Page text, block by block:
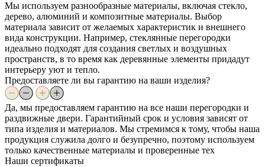
Мы используем разнообразные материалы, включая стекло,
дерево, алюминий и композитные материалы. Выбор
материала зависит от желаемых характеристик и внешнего
вида конструкции. Например, стеклянные перегородки
идеально подходят для создания светлых и воздушных
пространств, в то время как деревянные элементы придадут
интерьеру уют и тепло.
Предоставляете ли вы гарантию на ваши изделия?
Да, мы предоставляем гарантию на все наши перегородки и
раздвижные двери. Гарантийный срок и условия зависят от
типа изделия и материалов. Мы стремимся к тому, чтобы наша
продукция служила долго и безупречно, поэтому используем
только качественные материалы и проверенные тех
Наши сертификаты